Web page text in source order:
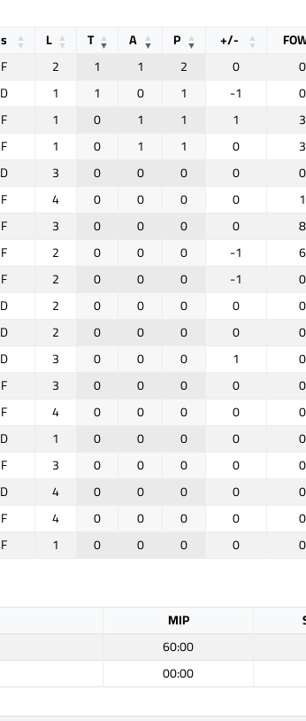
L T A P +/-
F 2 1 1 2 0 0
D 1 1 0 1 -1 0
F 1 0 1 1 1 3
F 1 0 1 1 0 3
D 3 0 0 0 0 0
F 4 0 0 0 0 1
F 3 0 0 0 0 8
F 2 0 0 0 -1 6
F 2 0 0 0 -1 0
D 2 0 0 0 0 0
D 2 0 0 0 0 0
D 3 0 0 0 1 0
F 3 0 0 0 0 0
F 4 0 0 0 0 0
D 1 0 0 0 0 0
F 3 0 0 0 0 0
D 4 0 0 0 0 0
F 4 0 0 0 0 0
F 1 0 0 0 0 0
MIP
60:00
00:00